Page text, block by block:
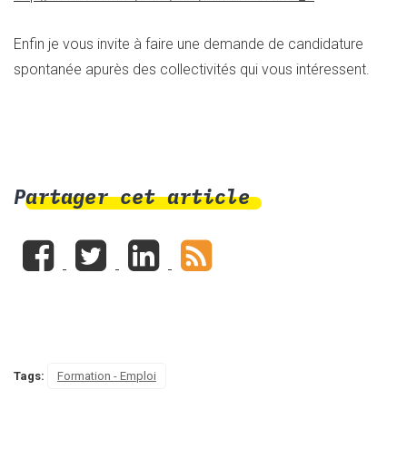
Enfin je vous invite à faire une demande de candidature
spontanée apurès des collectivités qui vous intéressent.
Partager cet article
Tags: Formation - Emploi